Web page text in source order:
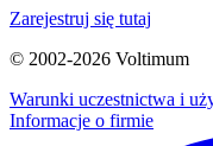
Zarejestruj się tutaj
© 2002-2026 Voltimum
Warunki uczestnictwa i
Informacje o firmie